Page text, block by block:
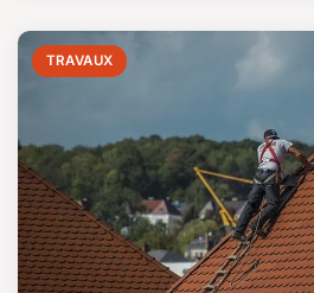
TRAVAUX